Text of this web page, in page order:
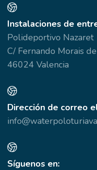
Instalaciones de
Polideportivo Nazaret
C/ Fernando Morais
46024 Valencia
Dirección de correo
Síguenos en: